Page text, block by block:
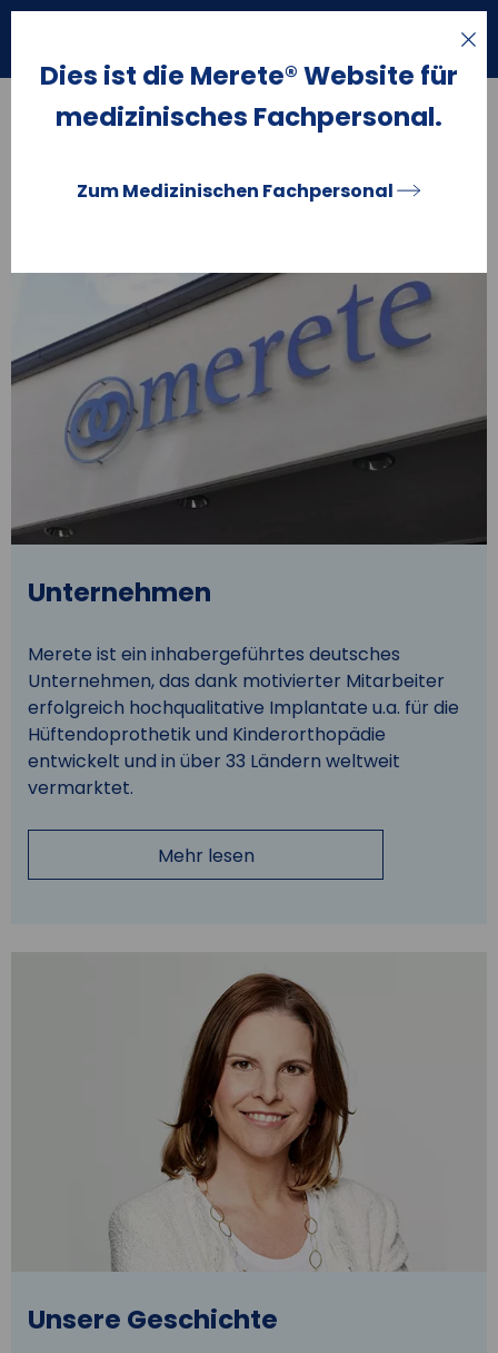
Dies ist die Merete® Website für
medizinisches Fachpersonal.
Zum Medizinischen Fachpersonal
Suche
Merete – Implantathersteller
Unternehmen
Merete ist ein inhabergeführtes deutsches
Unternehmen, das dank motivierter Mitarbeiter
erfolgreich hochqualitative Implantate u.a. für die
Hüftendoprothetik und Kinderorthopädie
entwickelt und in über 33 Ländern weltweit
vermarktet.
Mehr lesen
Unsere Geschichte